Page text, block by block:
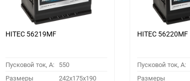
HITEC 56219MF
Пусковой ток, A: 550
Размеры
242x175x190
HITEC 56220MF
Пусковой ток, A:
Размеры